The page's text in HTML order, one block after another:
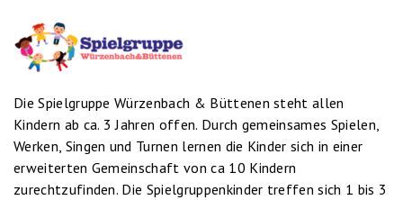
Die Spielgruppe Würzenbach & Büttenen steht allen
Kindern ab ca. 3 Jahren offen. Durch gemeinsames Spielen,
Werken, Singen und Turnen lernen die Kinder sich in einer
erweiterten Gemeinschaft von ca 10 Kindern
zurechtzufinden. Die Spielgruppenkinder treffen sich 1 bis 3